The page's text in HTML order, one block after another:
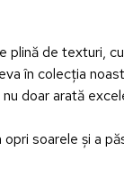
de texturi,
în colecția
doar arată
soarele și a